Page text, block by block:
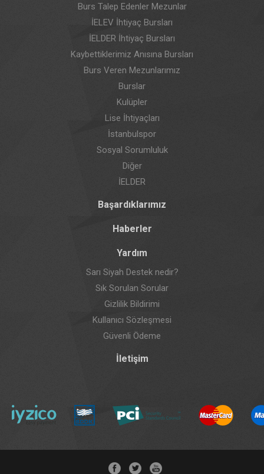
Burs Talep Edenler Mezunlar
İELEV İhtiyaç Bursları
İELDER İhtiyaç Bursları
Kaybettiklerimiz Anısına Bursları
Burs Veren Mezunlarımız
Burslar
Kulüpler
Lise İhtiyaçları
İstanbulspor
Sosyal Sorumluluk
Diğer
İELDER
Başardıklarımız
Haberler
Yardım
Sarı Siyah Destek nedir?
Sık Sorulan Sorular
Gizlilik Bildirimi
Kullanıcı Sözleşmesi
Güvenli Ödeme
İletişim